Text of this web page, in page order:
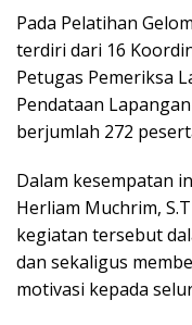
Pada Pelatihan
terdiri dari 16
Petugas Pemeriksa
Pendataan
berjumlah 272
Dalam kesempatan
Herliam Muchrim,
kegiatan tersebut
dan sekaligus
motivasi kepada